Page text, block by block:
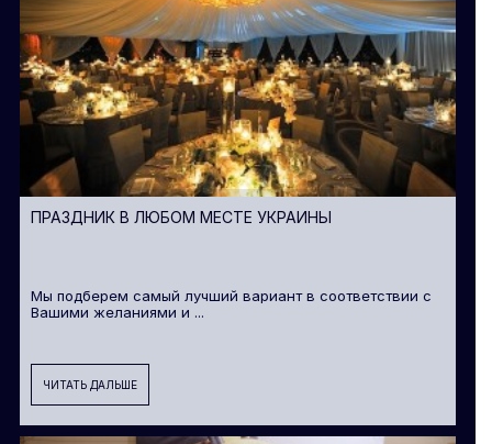
ПРАЗДНИК В ЛЮБОМ МЕСТЕ УКРАИНЫ
Мы подберем самый лучший вариант в соответствии с
Вашими желаниями и ...
ЧИТАТЬ ДАЛЬШЕ